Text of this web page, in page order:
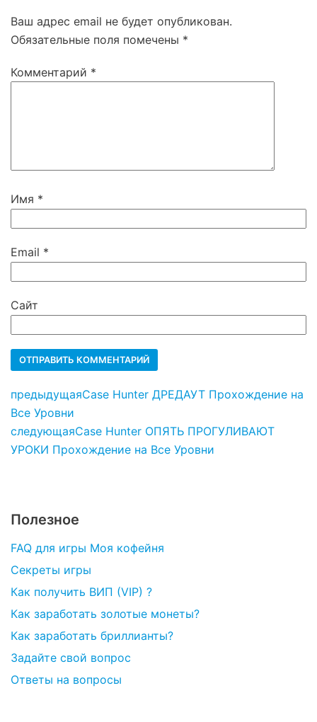
Ваш адрес email не будет опубликован.
Обязательные поля помечены *
Комментарий *
Имя *
Email *
Сайт
предыдущаяCase Hunter ДРЕДАУТ Прохождение на
Все Уровни
следующаяCase Hunter ОПЯТЬ ПРОГУЛИВАЮТ
УРОКИ Прохождение на Все Уровни
Полезное
FAQ для игры Моя кофейня
Секреты игры
Как получить ВИП (VIP) ?
Как заработать золотые монеты?
Как заработать бриллианты?
Задайте свой вопрос
Ответы на вопросы